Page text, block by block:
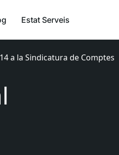
Estat Serveis
a la Sindicatura de Comptes